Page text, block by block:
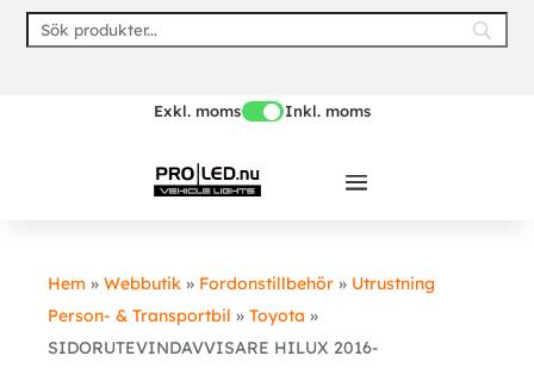
Skip
Exkl. moms Inkl. moms
Hem » Webbutik » Fordonstillbehör » Utrustning
Person- & Transportbil » Toyota »
SIDORUTEVINDAVVISARE HILUX 2016-